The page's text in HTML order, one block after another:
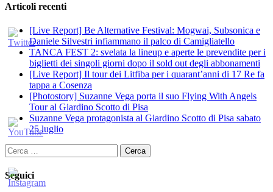
Articoli recenti
[Live Report] Be Alternative Festival: Mogwai, Subsonica e
Daniele Silvestri infiammano il palco di Camigliatello
TANCA FEST 2: svelata la lineup e aperte le prevendite per i
biglietti dei singoli giorni dopo il sold out degli abbonamenti
[Live Report] Il tour dei Litfiba per i quarant’anni di 17 Re fa
tappa a Cosenza
[Photostory] Suzanne Vega porta il suo Flying With Angels
Tour al Giardino Scotto di Pisa
Suzanne Vega protagonista al Giardino Scotto di Pisa sabato
25 luglio
Ricerca
per:
Seguici